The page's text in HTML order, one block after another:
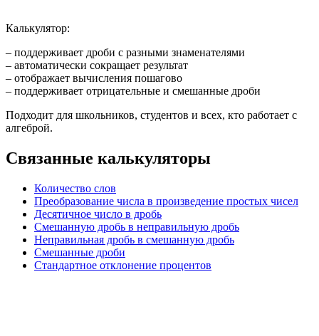
Калькулятор:
– поддерживает дроби с разными знаменателями
– автоматически сокращает результат
– отображает вычисления пошагово
– поддерживает отрицательные и смешанные дроби
Подходит для школьников, студентов и всех, кто работает с
алгеброй.
Связанные калькуляторы
Количество слов
Преобразование числа в произведение простых чисел
Десятичное число в дробь
Смешанную дробь в неправильную дробь
Неправильная дробь в смешанную дробь
Смешанные дроби
Стандартное отклонение процентов